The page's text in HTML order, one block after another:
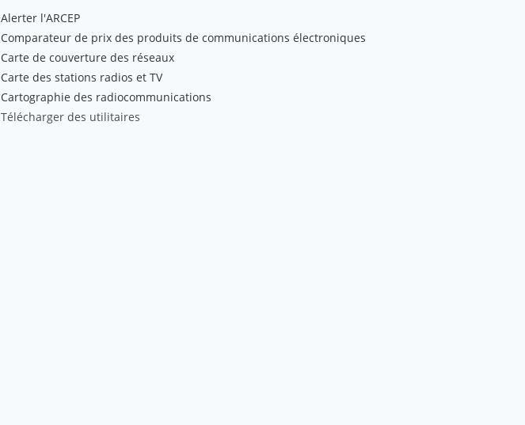
Alerter l'ARCEP
Comparateur de prix des produits de communications électroniques
Carte de couverture des réseaux
Carte des stations radios et TV
Cartographie des radiocommunications
Télécharger des utilitaires